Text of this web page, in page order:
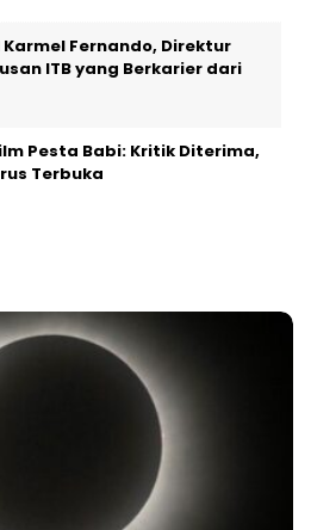
Fernando, Direktur
ITB yang Berkarier dari
Pesta Babi: Kritik Diterima,
Terbuka